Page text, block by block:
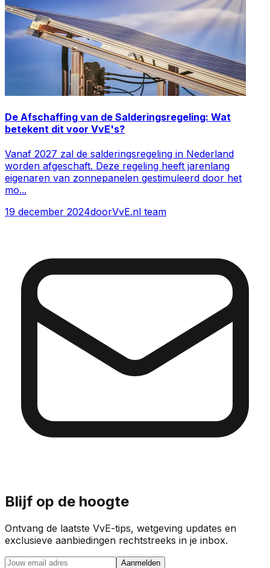
De Afschaffing van de Salderingsregeling: Wat
betekent dit voor VvE's?
Vanaf 2027 zal de salderingsregeling in Nederland
worden afgeschaft. Deze regeling heeft jarenlang
eigenaren van zonnepanelen gestimuleerd door het
mo...
19 december 2024doorVvE.nl team
Blijf op de hoogte
Ontvang de laatste VvE-tips, wetgeving updates en
exclusieve aanbiedingen rechtstreeks in je inbox.
Aanmelden